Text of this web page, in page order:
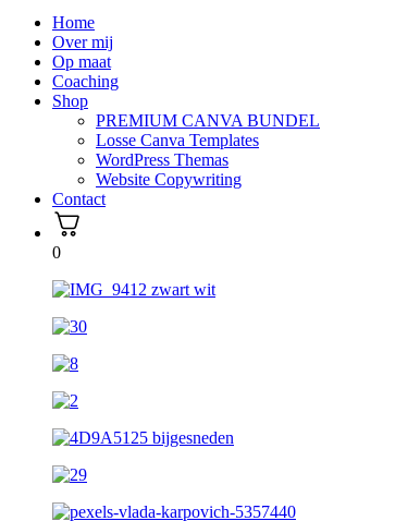
Home
Over mij
Op maat
Coaching
Shop
PREMIUM CANVA BUNDEL
Losse Canva Templates
WordPress Themas
Website Copywriting
Contact
0